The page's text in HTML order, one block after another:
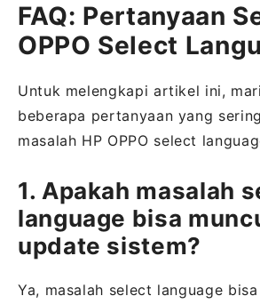
FAQ: Pertanyaan
OPPO Select
Untuk melengkapi artikel ini,
beberapa pertanyaan yang
masalah HP OPPO select
1. Apakah masalah
language bisa
update sistem?
Ya, masalah select language